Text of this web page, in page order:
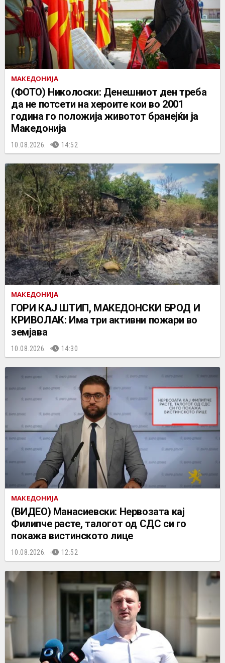
МАКЕДОНИЈА
(ФОТО) Николоски: Денешниот ден треба
да не потсети на хероите кои во 2001
година го положија животот бранејќи ја
Македонија
10.08.2026. 14:52
МАКЕДОНИЈА
ГОРИ КАЈ ШТИП, МАКЕДОНСКИ БРОД И
КРИВОЛАК: Има три активни пожари во
земјава
10.08.2026. 14:30
МАКЕДОНИЈА
(ВИДЕО) Манасиевски: Нервозата кај
Филипче расте, талогот од СДС си го
покажа вистинското лице
10.08.2026. 12:52